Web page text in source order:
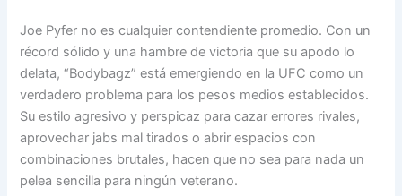
Joe Pyfer no es cualquier contendiente promedio. Con un
récord sólido y una hambre de victoria que su apodo lo
delata, “Bodybagz” está emergiendo en la UFC como un
verdadero problema para los pesos medios establecidos.
Su estilo agresivo y perspicaz para cazar errores rivales,
aprovechar jabs mal tirados o abrir espacios con
combinaciones brutales, hacen que no sea para nada un
pelea sencilla para ningún veterano.